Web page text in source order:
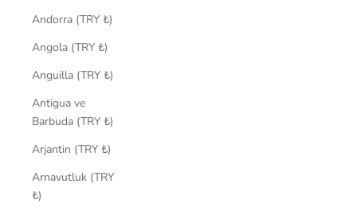
Andorra (TRY ₺)
Angola (TRY ₺)
Anguilla (TRY ₺)
Antigua ve
Barbuda (TRY ₺)
Arjantin (TRY ₺)
Arnavutluk (TRY
₺)